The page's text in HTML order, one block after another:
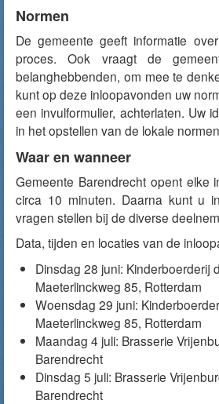
Normen
De gemeente geeft informatie
proces. Ook vraagt de
belanghebbenden, om mee te
kunt op deze inloopavonden uw
een invulformulier, achterlaten. Uw
in het opstellen van de lokale
Waar en wanneer
Gemeente Barendrecht opent elke
circa 10 minuten. Daarna kunt u
vragen stellen bij de diverse
Data, tijden en locaties van de
Dinsdag 28 juni: Kinderboerderij
Maeterlinckweg 85, Rotterdam
Woensdag 29 juni:
Maeterlinckweg 85, Rotterdam
Maandag 4 juli: Brasserie
Barendrecht
Dinsdag 5 juli: Brasserie
Barendrecht